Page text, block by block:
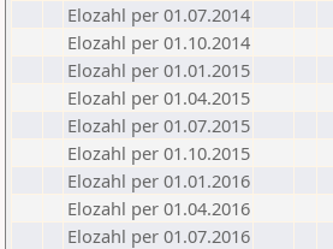
Elozahl per 01.07.2014
Elozahl per 01.10.2014
Elozahl per 01.01.2015
Elozahl per 01.04.2015
Elozahl per 01.07.2015
Elozahl per 01.10.2015
Elozahl per 01.01.2016
Elozahl per 01.04.2016
Elozahl per 01.07.2016